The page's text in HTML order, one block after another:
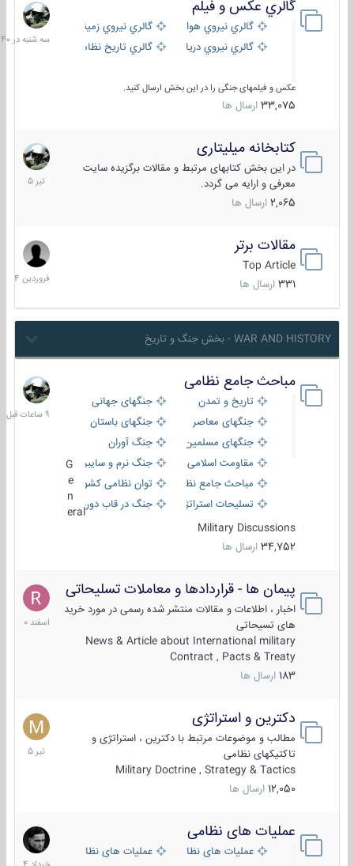
گالري عكس و فيلم
گالري نيروي هوايي
گالري نيروي زميني
گالري نيروي دريايي
گالري تاریخ نظامی
عکس و فیلمهای جنگی را در این بخش ارسال کنید.
33,075 ارسال ها
سه
شنبه
در
کتابخانه میلیتاری
در این بخش کتابهای مرتبط و مقالات برگزیده سایت
معرفی و ارایه می گردد.
2,065 ارسال ها
16
تیر
1405
مقالات برتر
Top Article
331 ارسال ها
29
فروردین
1404
WAR AND HISTORY - بخش جنگ و تاریخ
مباحث جامع نظامی
تاریخ و تمدن
جنگهای جهانی
جنگهای معاصر
جنگهای باستان
جنگهای مسلمین
جنگ آوران
مقاومت اسلامی
جنگ نرم و سایبری
مباحث جامع نظامی
توان نظامی کشورها
تسلیحات استراتژیک
جنگ در قاب دوربین
eral
Military Discussions
34,752 ارسال ها
9
ساعات
قبل
پیمان ها - قراردادها و معاملات تسلیحاتی
اخبار ، اطلاعات و مقالات منتشر شده رسمی در مورد خرید
های تسیحاتی
News & Article about International military
Contract , Pacts & Treaty
183 ارسال ها
7
اسفند
1400
دکترین و استراتژی
مطالب و موضوعات مرتبط با دکترین ، استراتژی و
تاکتیکهای نظامی
Military Doctrine , Strategy & Tactics
12,050 ارسال ها
27
تیر
1405
عملیات های نظامی
عملیات های نظامی ایرانعملیات های نظامی خارجی
5
خرداد
1404